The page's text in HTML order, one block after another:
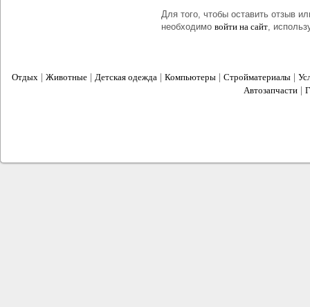
Для того, чтобы оставить отзыв
необходимо войти на сайт,
Отдых |Животные | Детская одежда |Компьютеры |Стройматериалы |
Автозапчасти |